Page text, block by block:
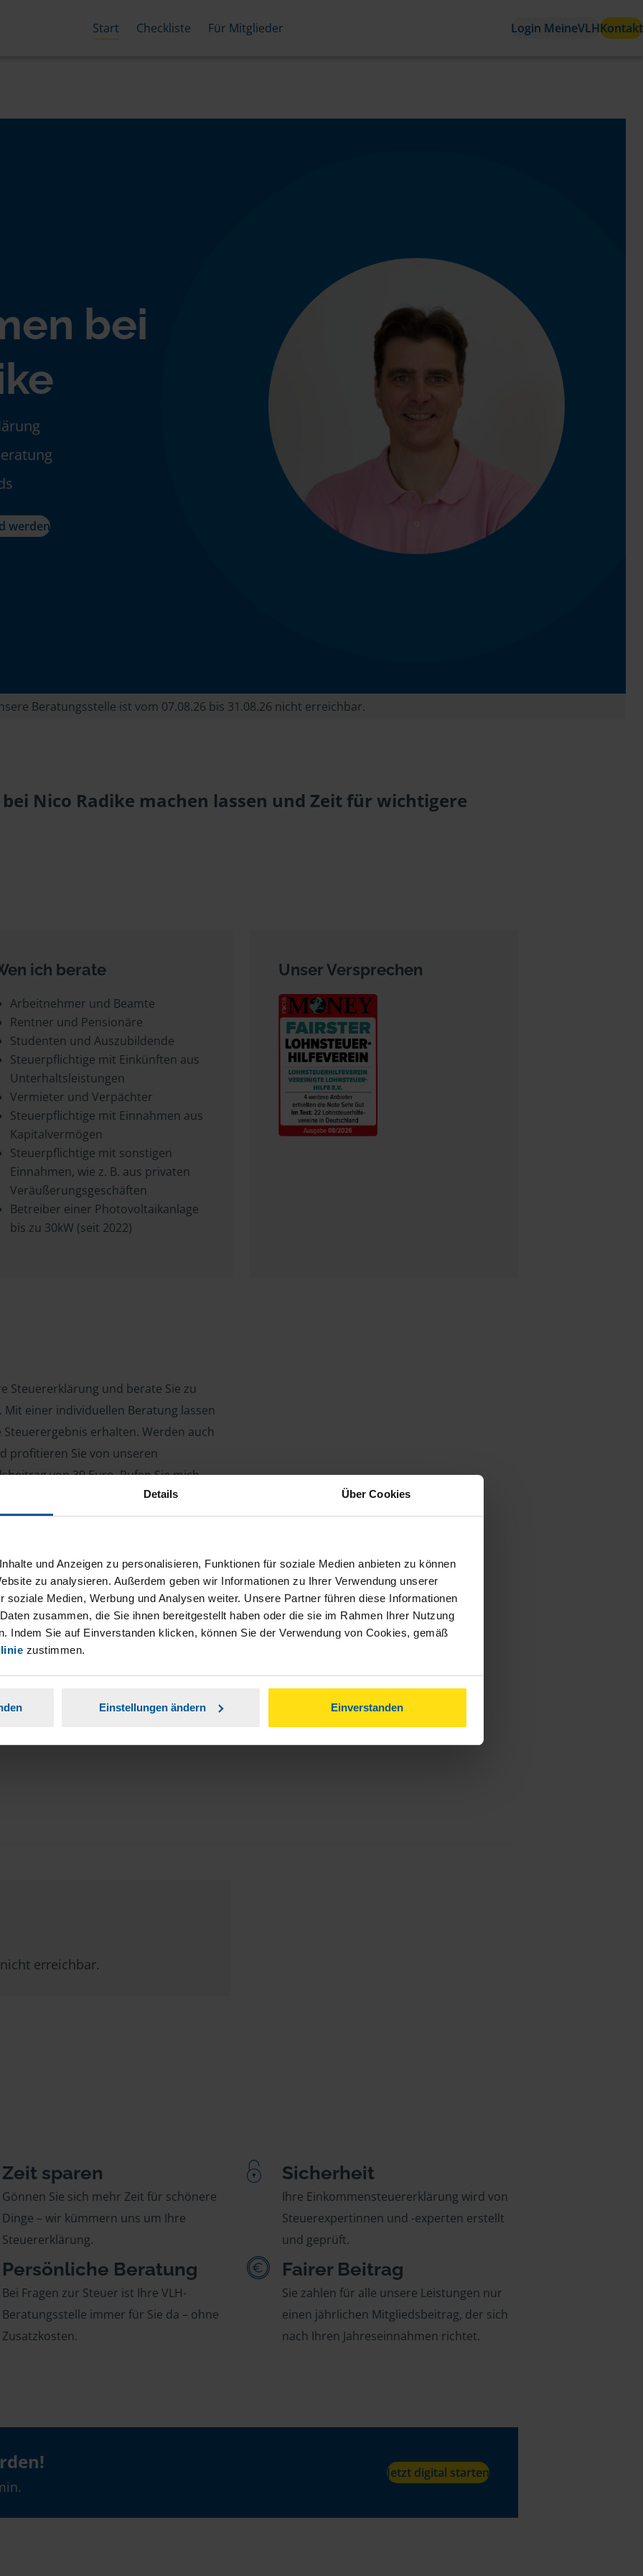
Details Über Cookies
und Anzeigen zu personalisieren, Funktionen für soziale Medien anbieten zu können
zu analysieren. Außerdem geben wir Informationen zu Ihrer Verwendung unserer
soziale Medien, Werbung und Analysen weiter. Unsere Partner führen diese Informationen
zusammen, die Sie ihnen bereitgestellt haben oder die sie im Rahmen Ihrer Nutzung
Indem Sie auf Einverstanden klicken, können Sie der Verwendung von Cookies, gemäß
zustimmen.
Einstellungen ändern Einverstanden
Start Checkliste Für Mitglieder Login MeineVLHKontakt
bei
werden
Beratungsstelle ist vom 07.08.26 bis 31.08.26 nicht erreichbar.
Nico Radike machen lassen und Zeit für wichtigere
ich berate
Arbeitnehmer und Beamte
Rentner und Pensionäre
Studenten und Auszubildende
Steuerpflichtige mit Einkünften aus
Unterhaltsleistungen
Vermieter und Verpächter
Steuerpflichtige mit Einnahmen aus
Kapitalvermögen
Steuerpflichtige mit sonstigen
Einnahmen, wie z. B. aus privaten
Veräußerungsgeschäften
Betreiber einer Photovoltaikanlage
bis zu 30kW (seit 2022)
Unser Versprechen
Steuererklärung und berate Sie zu
Mit einer individuellen Beratung lassen
erhalten. Werden auch
profitieren Sie von unseren
von 39 Euro. Rufen Sie mich
für Arbeitnehmer, Beamte, Auszubildende,
(StBerG). Auch bei Einkünften
der geeignete Dienstleister für Sie.
Tätigkeit und umsatzsteuerpflichtigen
an.
Nähe.
Zur Suche
erreichbar.
Zeit sparen
Gönnen Sie sich mehr Zeit für schönere
Dinge – wir kümmern uns um Ihre
Steuererklärung.
Sicherheit
Ihre Einkommensteuererklärung wird von
Steuerexpertinnen und -experten erstellt
und geprüft.
Persönliche Beratung
Bei Fragen zur Steuer ist Ihre VLH-
Beratungsstelle immer für Sie da – ohne
Zusatzkosten.
Fairer Beitrag
Sie zahlen für alle unsere Leistungen nur
einen jährlichen Mitgliedsbeitrag, der sich
nach Ihren Jahreseinnahmen richtet.
Jetzt digital starten